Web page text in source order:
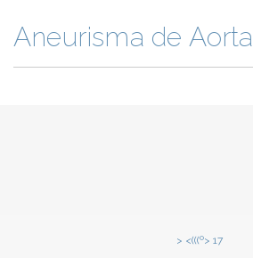
Aneurisma de Aorta
> <(((º> 17